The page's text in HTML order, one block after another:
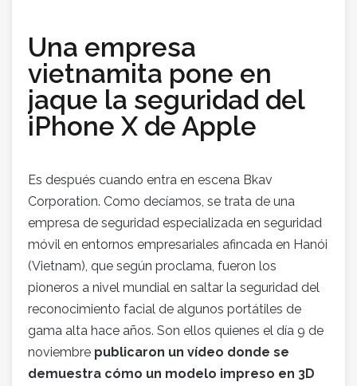
Una empresa
vietnamita pone en
jaque la seguridad del
iPhone X de Apple
Es después cuando entra en escena Bkav
Corporation. Como decíamos, se trata de una
empresa de seguridad especializada en seguridad
móvil en entornos empresariales afincada en Hanói
(Vietnam), que según proclama, fueron los
pioneros a nivel mundial en saltar la seguridad del
reconocimiento facial de algunos portátiles de
gama alta hace años. Son ellos quienes el día 9 de
noviembre publicaron un vídeo donde se
demuestra cómo un modelo impreso en 3D